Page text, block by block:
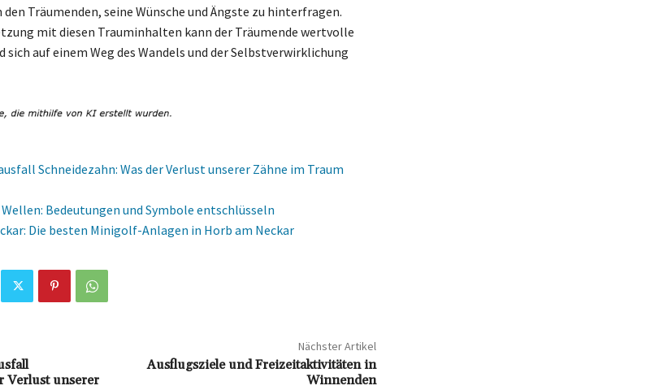
Träumenden, seine Wünsche und Ängste zu hinterfragen.
mit diesen Trauminhalten kann der Träumende wertvolle
sich auf einem Weg des Wandels und der Selbstverwirklichung
Schneidezahn: Was der Verlust unserer Zähne im Traum
Bedeutungen und Symbole entschlüsseln
Die besten Minigolf-Anlagen in Horb am Neckar
Verlust unserer
Nächster Artikel
Ausflugsziele und Freizeitaktivitäten in
Winnenden